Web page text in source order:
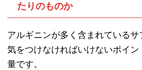
たりのものか
アルギニンが多く含まれているサ
気をつけなければいけないポイン
量です。